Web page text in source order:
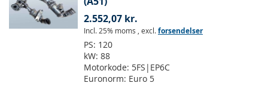
2.552,07 kr.
Incl. 25% moms , excl.forsendelser
PS: 120
kW: 88
Motorkode: 5FS|EP6C
Euronorm: Euro 5